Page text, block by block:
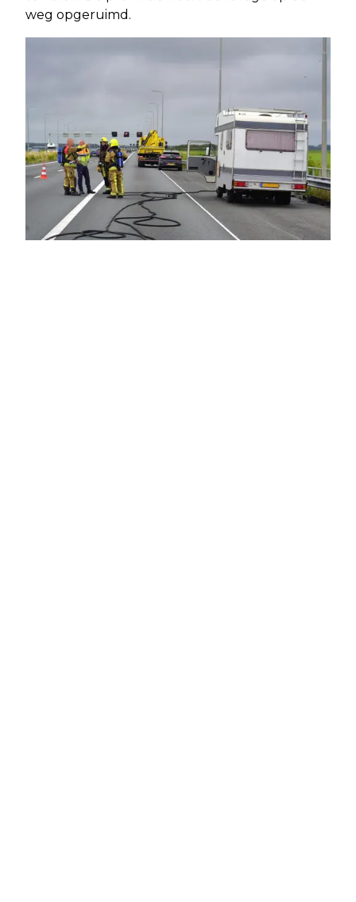
weg opgeruimd.